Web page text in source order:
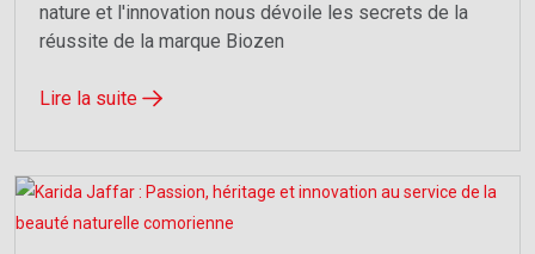
nature et l'innovation nous dévoile les secrets de la
réussite de la marque Biozen
Lire la suite